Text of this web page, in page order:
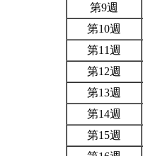
第9週
第10週
第11週
第12週
第13週
第14週
第15週